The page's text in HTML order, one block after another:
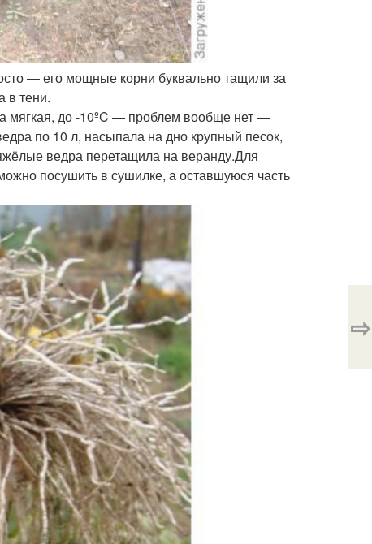
— его мощные корни буквально тащили за
в тени.
мягкая, до -10ºC — проблем вообще нет —
по 10 л, насыпала на дно крупный песок,
ведра перетащила на веранду.Для
посушить в сушилке, а оставшуюся часть
⇨